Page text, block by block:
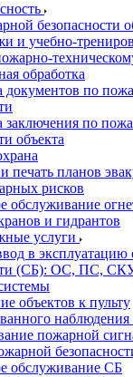
безопасности
и учебно-
обработка
документов по
заключения по
объекта
печать планов
рисков
обслуживание
и гидрантов
услуги
в эксплуатацию
(СБ): ОС, ПС,
объектов к пульту
пожарной
обслуживание СБ